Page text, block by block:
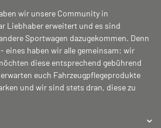
wir unsere Community in
Liebhaber erweitert und es sind
Sportwagen dazugekommen. Denn
eines haben wir alle gemeinsam: wir
diese entsprechend gebührend
euch Fahrzeugpflegeprodukte
und wir sind stets dran, diese zu